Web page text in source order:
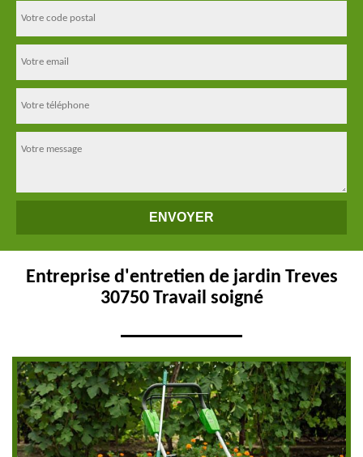
Entreprise d'entretien de jardin Treves
30750 Travail soigné